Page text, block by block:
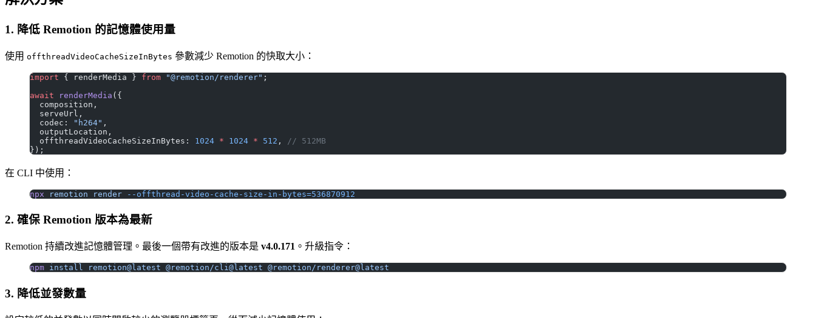
1. 降低 Remotion 的記憶體使用量
使用 offthreadVideoCacheSizeInBytes 參數減少 Remotion 的快取大小：
import { renderMedia } from "@remotion/renderer" ;
await renderMedia ({
  composition,
  serveUrl,
  codec:
"h264" ,
  outputLocation,
  offthreadVideoCacheSizeInBytes:
1024 * 1024 * 512 ,
// 512MB
});
在 CLI 中使用：
npx remotion render --offthread-video-cache-size-in-bytes=536870912
2. 確保 Remotion 版本為最新
Remotion 持續改進記憶體管理。最後一個帶有改進的版本是 v4.0.171 。升級指令：
npm install remotion@latest @remotion/cli@latest @remotion/renderer@latest
3. 降低並發數量